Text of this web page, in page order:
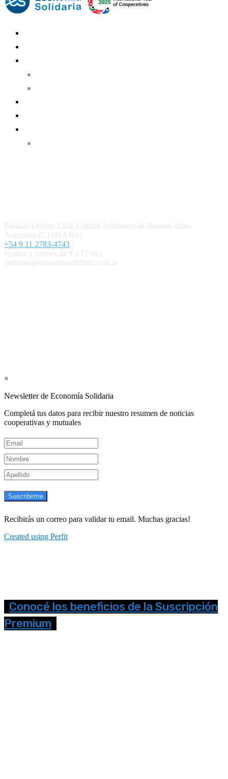
Estados Unidos 1354, Ciudad Autónoma de Buenos Aires,
Argentina (C1101ABB)
+54 9 11 2783-4743
(Lunes a viernes de 9 a 17 hs.)
noticias@economiasolidaria.com.ar
×
Newsletter de Economía Solidaria
Completá tus datos para recibir nuestro resumen de noticias
cooperativas y mutuales
Suscribirme
Recibirás un correo para validar tu email. Muchas gracias!
Created using Perfit
Conocé los beneficios de la Suscripción
Premium